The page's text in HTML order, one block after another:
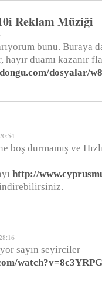
Reklam Müziği
bunu. Buraya
duamı kazanır
dosyalar/
boş durmamış ve
http://
sayın seyirciler